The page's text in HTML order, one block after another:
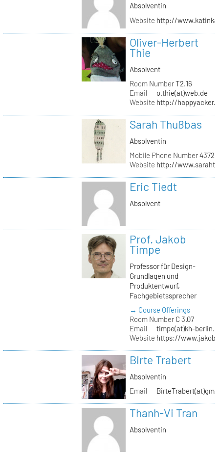
Absolventin
Website http://
Oliver-Herbert
Thie
Absolvent
Room NumberT2.16
Email
o.thie(at)web.de
Website http://
Sarah Thußbas
Absolventin
Mobile Phone Number
Website http://
Eric Tiedt
Absolvent
Prof. Jakob
Timpe
Professor für Design-
Grundlagen und
Produktentwurf,
Fachgebietssprecher
→ Course Offerings
Room NumberC 3.07
Email
timpe(at)kh-
Website https://
Birte Trabert
Absolventin
Email
Thanh-Vi Tran
Absolventin